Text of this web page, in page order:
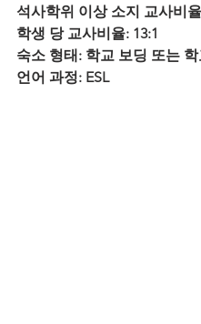
석사학위 이상 소지 교사비
학생 당 교사비율: 13:1
숙소 형태: 학교 보딩 또는
언어 과정: ESL